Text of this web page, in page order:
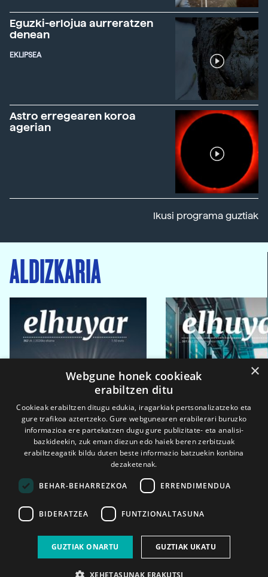
Eguzki-erlojua aurreratzen
denean
EKLIPSEA
Astro erregearen koroa
agerian
Ikusi programa guztiak
ALDIZKARIA
2026ko eka. 1a 2026ko mar. 1a
×
Webgune honek cookieak
erabiltzen ditu
Cookieak erabiltzen ditugu edukia, iragarkiak pertsonalizatzeko eta
gure trafikoa aztertzeko. Gure webgunearen erabilerari buruzko
informazioa ere partekatzen dugu gure publizitate- eta analisi-
bazkideekin, zuk eman diezun edo haiek beren zerbitzuak
erabiltzeagatik bildu duten beste informazio batzuekin konbina
dezaketenak.
BEHAR-BEHARREZKOA ERRENDIMENDUA
BIDERATZEA FUNTZIONALTASUNA
GUZTIAK ONARTU GUZTIAK UKATU
XEHETASUNAK ERAKUTSI